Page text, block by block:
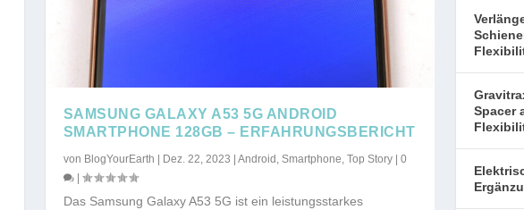
SAMSUNG GALAXY A53 5G ANDROID
SMARTPHONE 128GB – ERFAHRUNGSBERICHT
von BlogYourEarth Dez. 22, 2023 Android , Smartphone, Top Story| 0
|
Das Samsung Galaxy A53 5G ist ein leistungsstarkes
Spacer